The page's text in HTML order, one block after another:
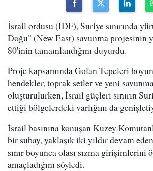
İsrail ordusu (IDF), Suriye sınırında
Doğu" (New East) savunma projesinin
80'inin tamamlandığını duyurdu.
Proje kapsamında Golan Tepeleri
hendekler, toprak setler ve yeni
oluşturulurken, İsrail güçleri sınırın
ettiği bölgelerdeki varlığını da
İsrail basınına konuşan Kuzey
bir subay, yaklaşık iki yıldır devam
sınır boyunca olası sızma girişimlerini
amaçladığını söyledi.